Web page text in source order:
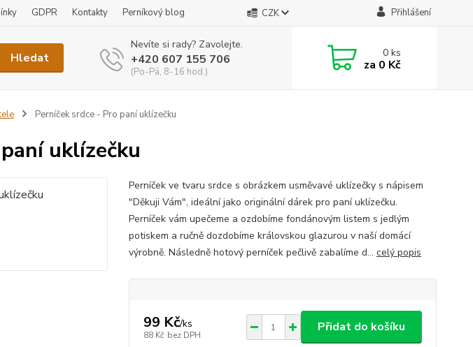
GDPR Kontakty Perníkový blog CZK Přihlášení
Hledat
Nevíte si rady? Zavolejte.
+420 607 155 706
(Po-Pá, 8-16 hod.)
0ks
za 0 Kč
Perníček srdce - Pro paní uklízečku
uklízečku
Perníček ve tvaru srdce s obrázkem usměvavé uklízečky s nápisem
"Děkuji Vám", ideální jako originální dárek pro paní uklízečku.
Perníček vám upečeme a ozdobíme fondánovým listem s jedlým
potiskem a ručně dozdobíme královskou glazurou v naší domácí
výrobně. Následně hotový perníček pečlivě zabalíme d... celý popis
99 Kč/ks
88 Kč bez DPH
Přidat do košíku